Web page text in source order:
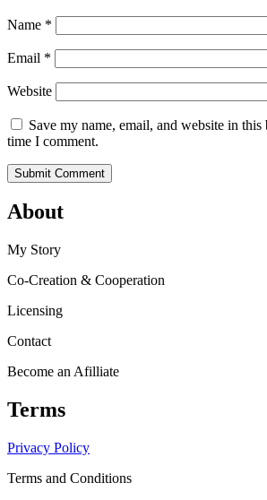
Name *
Email *
Website
Save my name, email, and website in
time I comment.
About
My Story
Co-Creation & Cooperation
Licensing
Contact
Become an Afilliate
Terms
Privacy Policy
Terms and Conditions